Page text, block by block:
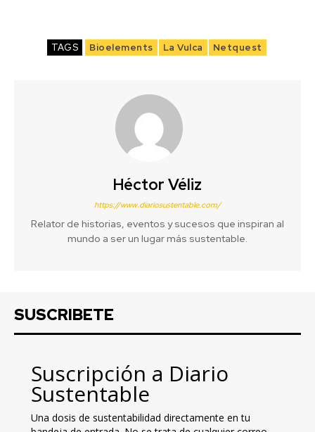
TAGS Bioelements La Vulca Netquest
Héctor Véliz
https://www.diariosustentable.com/
Relator de historias, eventos y sucesos que inspiran al
mundo a ser un lugar más sustentable.
SUSCRIBETE
Suscripción a Diario
Sustentable
Una dosis de sustentabilidad directamente en tu